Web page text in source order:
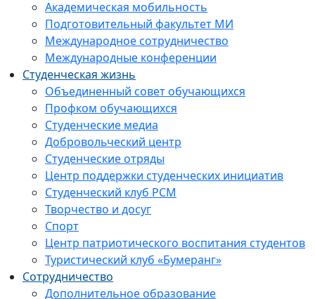
Академическая мобильность
Подготовительный факультет МИ
Международное сотрудничество
Международные конференции
Студенческая жизнь
Объединенный совет обучающихся
Профком обучающихся
Студенческие медиа
Добровольческий центр
Студенческие отряды
Центр поддержки студенческих инициатив
Студенческий клуб РСМ
Творчество и досуг
Спорт
Центр патриотического воспитания студентов
Туристический клуб «Бумеранг»
Сотрудничество
Дополнительное образование